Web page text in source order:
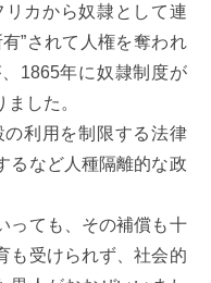
カから奴隷として連
”されて人権を奪われ
1865年に奴隷制度が
した。
利用を制限する法律
るなど人種隔離的な政
っても、その補償も十
も受けられず、社会的